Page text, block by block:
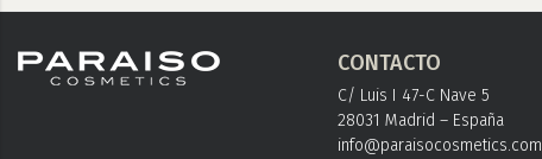
CONTACTO
C/ Luis I 47-C Nave 5
28031 Madrid – España
info@paraisocosmetics.com